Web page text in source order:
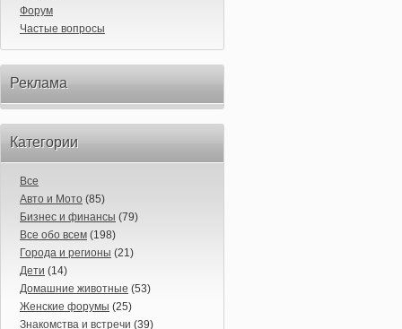
Форум
Частые вопросы
Реклама
Категории
Все
Авто и Мото (85)
Бизнес и финансы (79)
Все обо всем (198)
Города и регионы (21)
Дети (14)
Домашние животные (53)
Женские форумы (25)
Знакомства и встречи (39)